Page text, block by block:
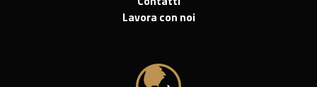
Lavora con noi